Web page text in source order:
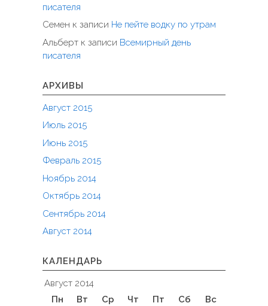
писателя
Семен к записи Не пейте водку по утрам
Альберт к записи Всемирный день
писателя
АРХИВЫ
Август 2015
Июль 2015
Июнь 2015
Февраль 2015
Ноябрь 2014
Октябрь 2014
Сентябрь 2014
Август 2014
КАЛЕНДАРЬ
Август 2014
Пн
Вт Ср Чт Пт Сб Вс